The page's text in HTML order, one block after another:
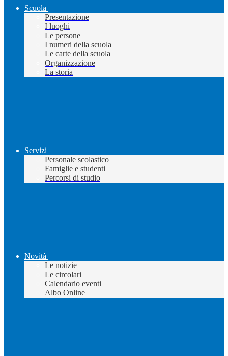
Scuola
Presentazione
I luoghi
Le persone
I numeri della scuola
Le carte della scuola
Organizzazione
La storia
Servizi
Personale scolastico
Famiglie e studenti
Percorsi di studio
Novità
Le notizie
Le circolari
Calendario eventi
Albo Online